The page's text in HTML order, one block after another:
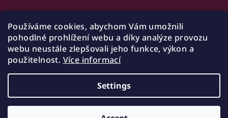
Používáme cookies, abychom Vám umožnili
pohodlné prohlížení webu a díky analýze provozu
webu neustále zlepšovali jeho funkce, výkon a
použitelnost. Více informací
Settings
Opening hours
🍷 Wednesday 18:00-21:00
🍷 Friday 18:00-22:00
🍷 Saturday 14:00-22:00
Copyright 2026Winist. All rights reserved.